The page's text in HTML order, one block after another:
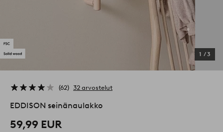
1 /3
62 32 arvostelut
EDDISON seinänaulakko
59,99 EUR